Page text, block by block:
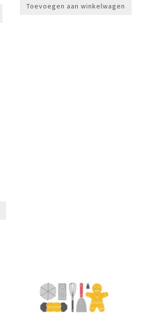
Toevoegen aan winkelwagen